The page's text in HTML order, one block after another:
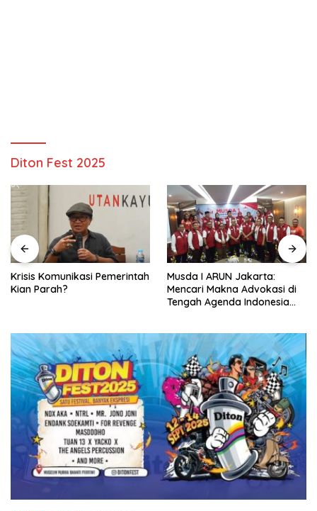
Diton Fest 2025
Krisis Komunikasi Pemerintah
Kian Parah?
Musda I ARUN Jakarta:
Mencari Makna Advokasi di
Tengah Agenda Indonesia